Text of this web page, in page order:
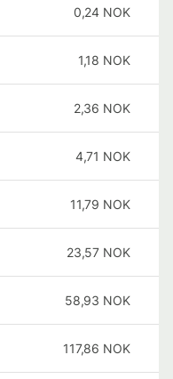
0,24 NOK
1,18 NOK
2,36 NOK
4,71 NOK
11,79 NOK
23,57 NOK
58,93 NOK
117,86 NOK